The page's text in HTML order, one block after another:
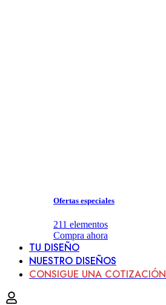
Ofertas especiales
211 elementos
Compra ahora
TU DISEÑO
NUESTRO DISEÑOS
CONSIGUE UNA COTIZACIÓN